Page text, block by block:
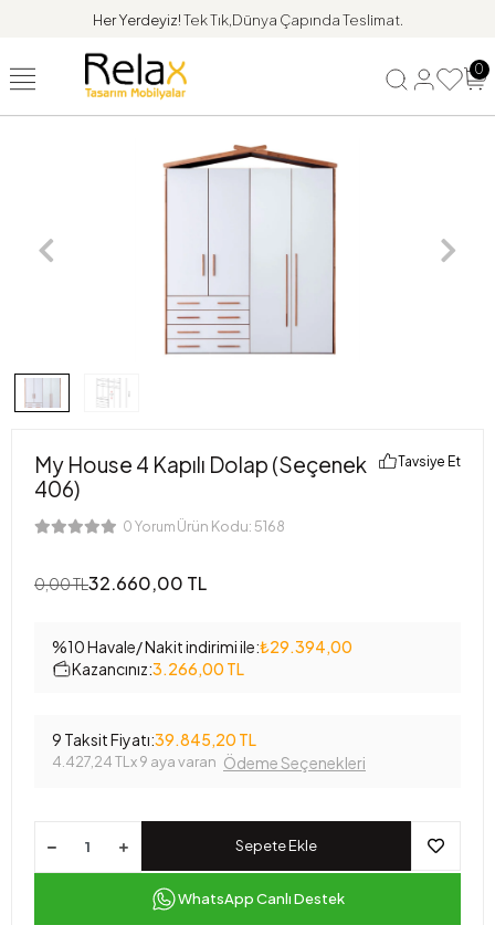
Her Yerdeyiz!Tek Tık,Dünya Çapında Teslimat.
0
My House 4 Kapılı Dolap (Seçenek
406)
0 Yorum Ürün Kodu: 5168
Tavsiye Et
0,00 TL32.660,00 TL
%10 Havale/ Nakit indirimi ile:₺29.394,00
Kazancınız:3.266,00 TL
9 Taksit Fiyatı:39.845,20 TL
4.427,24 TL x 9 aya varan Ödeme Seçenekleri
Sepete Ekle
WhatsApp Canlı Destek